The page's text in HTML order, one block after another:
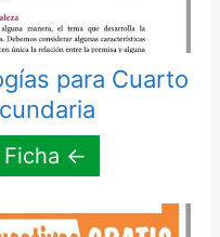
para Cuarto
Ficha ←